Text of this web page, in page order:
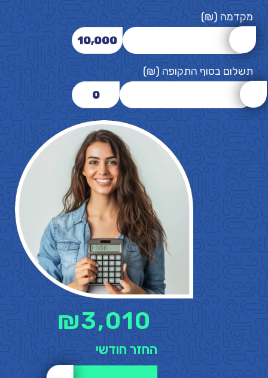
מקדמה (₪)
10,000
תשלום בסוף התקופה (₪)
0
3,010
₪
החזר חודשי